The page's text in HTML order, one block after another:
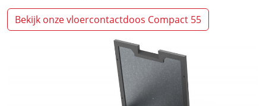
Bekijk onze vloercontactdoos Compact 55